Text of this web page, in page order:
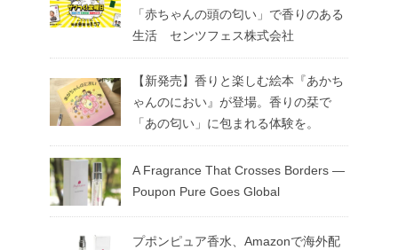
「赤ちゃんの頭の匂い」で香りのある
生活 センツフェス株式会社
【新発売】香りと楽しむ絵本『あかち
ゃんのにおい』が登場。香りの栞で
「あの匂い」に包まれる体験を。
A Fragrance That Crosses Borders —
Poupon Pure Goes Global
プポンピュア香水、Amazonで海外配